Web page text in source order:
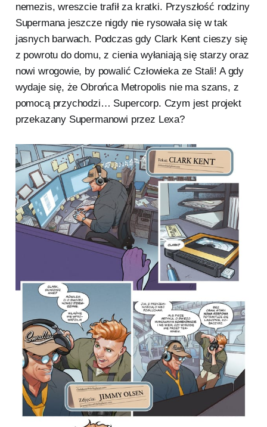
nemezis, wreszcie trafił za kratki. Przyszłość rodziny
Supermana jeszcze nigdy nie rysowała się w tak
jasnych barwach. Podczas gdy Clark Kent cieszy się
z powrotu do domu, z cienia wyłaniają się starzy oraz
nowi wrogowie, by powalić Człowieka ze Stali! A gdy
wydaje się, że Obrońca Metropolis nie ma szans, z
pomocą przychodzi… Supercorp. Czym jest projekt
przekazany Supermanowi przez Lexa?